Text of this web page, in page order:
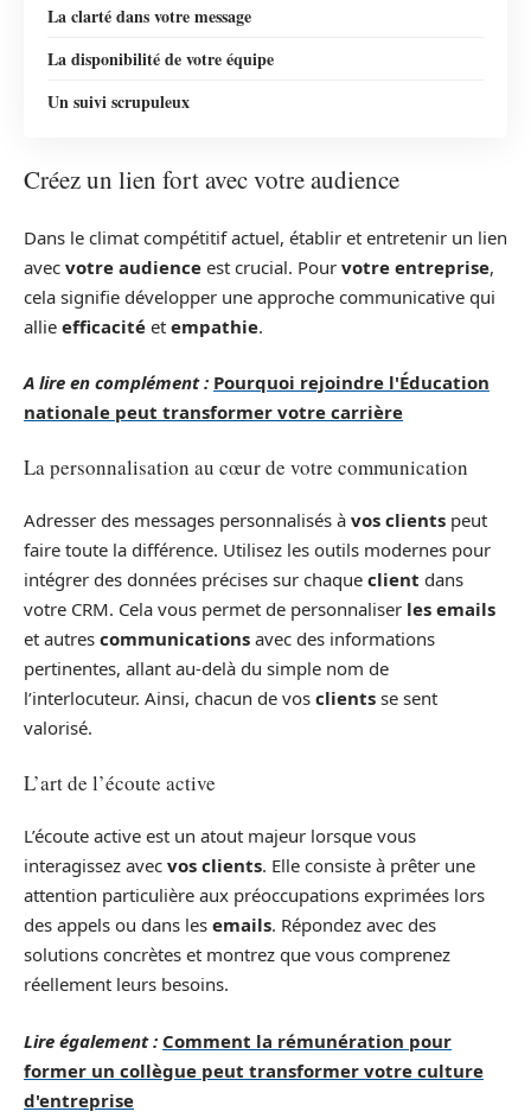
La clarté dans votre message
La disponibilité de votre équipe
Un suivi scrupuleux
Créez un lien fort avec votre audience
Dans le climat compétitif actuel, établir et entretenir un lien
avec votre audience est crucial. Pour votre entreprise,
cela signifie développer une approche communicative qui
allie efficacité et empathie.
A lire en complément : Pourquoi rejoindre l'Éducation
nationale peut transformer votre carrière
La personnalisation au cœur de votre communication
Adresser des messages personnalisés à vos clients peut
faire toute la différence. Utilisez les outils modernes pour
intégrer des données précises sur chaque client dans
votre CRM. Cela vous permet de personnaliser les emails
et autres communications avec des informations
pertinentes, allant au-delà du simple nom de
l’interlocuteur. Ainsi, chacun de vos clients se sent
valorisé.
L’art de l’écoute active
L’écoute active est un atout majeur lorsque vous
interagissez avec vos clients. Elle consiste à prêter une
attention particulière aux préoccupations exprimées lors
des appels ou dans les emails. Répondez avec des
solutions concrètes et montrez que vous comprenez
réellement leurs besoins.
Lire également : Comment la rémunération pour
former un collègue peut transformer votre culture
d'entreprise